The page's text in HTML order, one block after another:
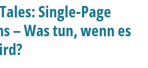
Single-Page
– Was tun, wenn es